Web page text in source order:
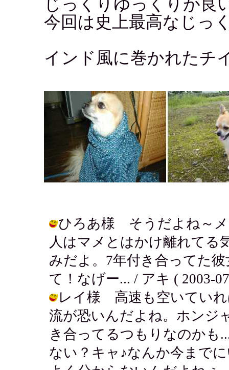
じっくりゆっくりが良
今回は史上最高なじっ
インド風に巻かれたチ
ひろあ様 そうだよね～メ
人はマメとはかけ離れてる
みだよ。7年付き合ってた
て！なげー... / アキ ( 2003-
レイ様 高速も空いていれ
流が恐いんだよね。ホンジ
き合ってるつもりなのかも
ない？キャ♪なんか今まで